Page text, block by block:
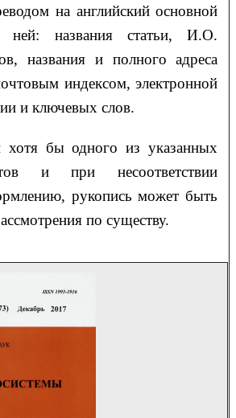
на английский основной
ней: названия статьи, И.О.
названия и полного адреса
индексом, электронной
и ключевых слов.
хотя бы одного из указанных
и при несоответствии
рукопись может быть
по существу.